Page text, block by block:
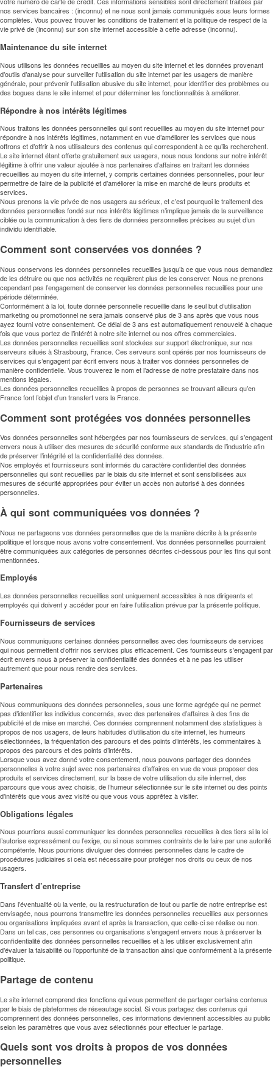
nos services bancaires : (inconnu) et ne nous sont jamais communiqués sous leurs formes
complètes. Vous pouvez trouver les conditions de traitement et la politique de respect de la
vie privé de (inconnu) sur son site internet accessible à cette adresse (inconnu).
Maintenance du site internet
Nous utilisons les données recueillies au moyen du site internet et les données provenant
d’outils d’analyse pour surveiller l’utilisation du site internet par les usagers de manière
générale, pour prévenir l’utilisation abusive du site internet, pour identifier des problèmes ou
des bogues dans le site internet et pour déterminer les fonctionnalités à améliorer.
Répondre à nos intérêts légitimes
Nous traitons les données personnelles qui sont recueillies au moyen du site internet pour
répondre à nos intérêts légitimes, notamment en vue d’améliorer les services que nous
offrons et d’offrir à nos utilisateurs des contenus qui correspondent à ce qu’ils recherchent.
Le site internet étant offerte gratuitement aux usagers, nous nous fondons sur notre intérêt
légitime à offrir une valeur ajoutée à nos partenaires d’affaires en traitant les données
recueillies au moyen du site internet, y compris certaines données personnelles, pour leur
permettre de faire de la publicité et d’améliorer la mise en marché de leurs produits et
services.
Nous prenons la vie privée de nos usagers au sérieux, et c’est pourquoi le traitement des
données personnelles fondé sur nos intérêts légitimes n’implique jamais de la surveillance
ciblée ou la communication à des tiers de données personnelles précises au sujet d’un
individu identifiable.
Comment sont conservées vos données ?
Nous conservons les données personnelles recueillies jusqu’à ce que vous nous demandiez
de les détruire ou que nos activités ne requièrent plus de les conserver. Nous ne prenons
cependant pas l’engagement de conserver les données personnelles recueillies pour une
période déterminée.
Conformément à la loi, toute donnée personnelle recueillie dans le seul but d’utilisation
marketing ou promotionnel ne sera jamais conservé plus de 3 ans après que vous nous
ayez fourni votre consentement. Ce délai de 3 ans est automatiquement renouvelé à chaque
fois que vous portez de l’intérêt à notre site internet ou nos offres commerciales.
Les données personnelles recueillies sont stockées sur support électronique, sur nos
serveurs situés à Strasbourg, France. Ces serveurs sont opérés par nos fournisseurs de
services qui s’engagent par écrit envers nous à traiter vos données personnelles de
manière confidentielle. Vous trouverez le nom et l’adresse de notre prestataire dans nos
mentions légales.
Les données personnelles recueillies à propos de personnes se trouvant ailleurs qu’en
France font l’objet d’un transfert vers la France.
Comment sont protégées vos données personnelles
Vos données personnelles sont hébergées par nos fournisseurs de services, qui s’engagent
envers nous à utiliser des mesures de sécurité conforme aux standards de l’industrie afin
de préserver l’intégrité et la confidentialité des données.
Nos employés et fournisseurs sont informés du caractère confidentiel des données
personnelles qui sont recueillies par le biais du site internet et sont sensibilisées aux
mesures de sécurité appropriées pour éviter un accès non autorisé à des données
personnelles.
À qui sont communiquées vos données ?
Nous ne partageons vos données personnelles que de la manière décrite à la présente
politique et lorsque nous avons votre consentement. Vos données personnelles pourraient
être communiquées aux catégories de personnes décrites ci-dessous pour les fins qui sont
mentionnées.
Employés
Les données personnelles recueillies sont uniquement accessibles à nos dirigeants et
employés qui doivent y accéder pour en faire l’utilisation prévue par la présente politique.
Fournisseurs de services
Nous communiquons certaines données personnelles avec des fournisseurs de services
qui nous permettent d’offrir nos services plus efficacement. Ces fournisseurs s’engagent par
écrit envers nous à préserver la confidentialité des données et à ne pas les utiliser
autrement que pour nous rendre des services.
Partenaires
Nous communiquons des données personnelles, sous une forme agrégée qui ne permet
pas d’identifier les individus concernés, avec des partenaires d’affaires à des fins de
publicité et de mise en marché. Ces données comprennent notamment des statistiques à
propos de nos usagers, de leurs habitudes d’utilisation du site internet, les humeurs
sélectionnées, la fréquentation des parcours et des points d’intérêts, les commentaires à
propos des parcours et des points d’intérêts.
Lorsque vous avez donné votre consentement, nous pouvons partager des données
personnelles à votre sujet avec nos partenaires d’affaires en vue de vous proposer des
produits et services directement, sur la base de votre utilisation du site internet, des
parcours que vous avez choisis, de l’humeur sélectionnée sur le site internet ou des points
d’intérêts que vous avez visité ou que vous vous apprêtez à visiter.
Obligations légales
Nous pourrions aussi communiquer les données personnelles recueillies à des tiers si la loi
l’autorise expressément ou l’exige, ou si nous sommes contraints de le faire par une autorité
compétente. Nous pourrions divulguer des données personnelles dans le cadre de
procédures judiciaires si cela est nécessaire pour protéger nos droits ou ceux de nos
usagers.
Transfert d’entreprise
Dans l’éventualité où la vente, ou la restructuration de tout ou partie de notre entreprise est
envisagée, nous pourrons transmettre les données personnelles recueillies aux personnes
ou organisations impliquées avant et après la transaction, que celle-ci se réalise ou non.
Dans un tel cas, ces personnes ou organisations s’engagent envers nous à préserver la
confidentialité des données personnelles recueillies et à les utiliser exclusivement afin
d’évaluer la faisabilité ou l’opportunité de la transaction ainsi que conformément à la présente
politique.
Partage de contenu
Le site internet comprend des fonctions qui vous permettent de partager certains contenus
par le biais de plateformes de réseautage social. Si vous partagez des contenus qui
comprennent des données personnelles, ces informations deviennent accessibles au public
selon les paramètres que vous avez sélectionnés pour effectuer le partage.
Quels sont vos droits à propos de vos données
personnelles